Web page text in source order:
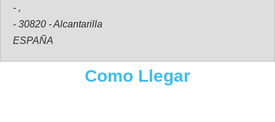
- ,
- 30820 - Alcantarilla
ESPAÑA
Como Llegar